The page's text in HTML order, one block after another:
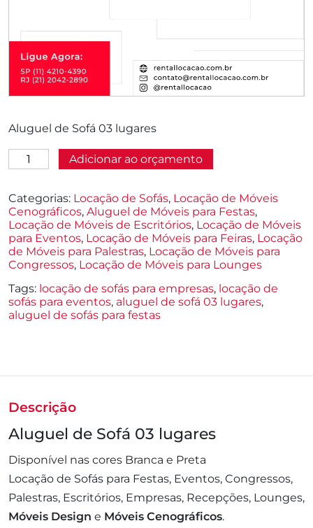
Aluguel de Sofá 03 lugares
Aluguel
de
03
lugares
quantidade
Adicionar ao orçamento
Categorias: Locação de Sofás, Locação de Móveis
Cenográficos, Aluguel de Móveis para Festas,
Locação de Móveis de Escritórios, Locação de Móveis
para Eventos, Locação de Móveis para Feiras, Locação
de Móveis para Palestras, Locação de Móveis para
Congressos, Locação de Móveis para Lounges
Tags: locação de sofás para empresas, locação de
sofás para eventos, aluguel de sofá 03 lugares,
aluguel de sofás para festas
Descrição
Aluguel de Sofá 03 lugares
Disponível nas cores Branca e Preta
Locação de Sofás para Festas, Eventos, Congressos,
Palestras, Escritórios, Empresas, Recepções, Lounges,
Móveis Design e Móveis Cenográficos.